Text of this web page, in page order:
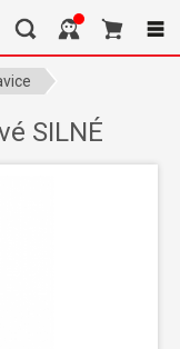
SILNÉ